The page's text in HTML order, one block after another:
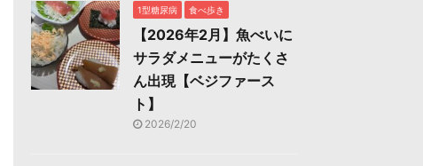
1型糖尿病 食べ歩き
【2026年2月】魚べいに
サラダメニューがたくさ
ん出現【ベジファース
ト】
2026/2/20